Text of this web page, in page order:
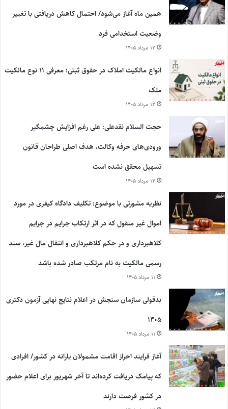
همین ماه آغاز می‌شود/ احتمال کاهش دریافتی با تغییر
وضعیت استخدامی فرد
۱۲ مرداد ۱۴۰۵
انواع مالکیت املاک در حقوق ثبتی؛ معرفی ۱۱ نوع مالکیت
ملک
۱۲ مرداد ۱۴۰۵
حجت السلام نقدعلی: علی رغم افزایش چشمگیر
ورودی‌های حرفه وکالت، هدف اصلی طراحان قانون
تسهیل محقق نشده است
۱۴ مرداد ۱۴۰۵
نظریه مشورتی با موضوع: تکلیف دادگاه کیفری در مورد
اموال غیر منقول که در اثر ارتکاب جرایم در جرایم
کلاهبرداری و در حکم کلاهبرداری و انتقال مال غیر، سند
رسمی مالکیت به نام مرتکب صادر شده باشد
۱۱ مرداد ۱۴۰۵
بدقولی سازمان سنجش در اعلام نتایج نهایی آزمون دکتری
۱۴۰۵
۱۱ مرداد ۱۴۰۵
آغاز فرایند احراز اقامت مشمولان یارانه در کشور/ افرادی
که پیامک دریافت کرده‌اند تا آخر شهریور برای اعلام حضور
در کشور فرصت دارند